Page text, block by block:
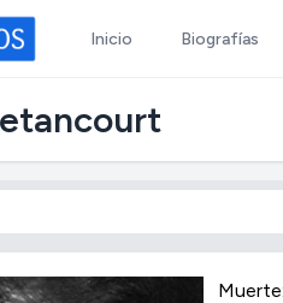
Inicio Biografías